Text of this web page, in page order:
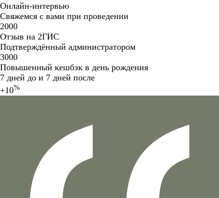
Онлайн-интервью
Свяжемся с вами при проведении
2000
Отзыв на 2ГИС
Подтверждённый администратором
3000
Повышенный кешбэк в день рождения
7 дней до и 7 дней после
+10%